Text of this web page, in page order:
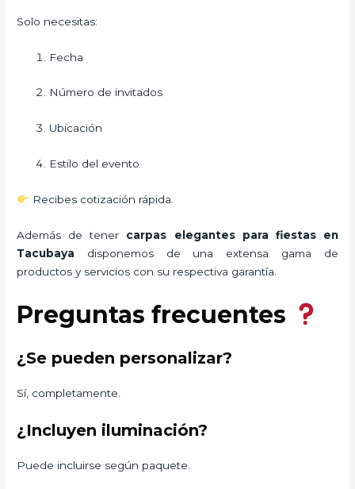
Solo necesitas:
Fecha
Número de invitados
Ubicación
Estilo del evento
Recibes cotización rápida.
Además de tener carpas elegantes para fiestas
en
Tacubaya disponemos de una extensa gama de
productos y servicios con su respectiva garantía.
Preguntas frecuentes
¿Se pueden personalizar?
Sí, completamente.
¿Incluyen iluminación?
Puede incluirse según paquete.